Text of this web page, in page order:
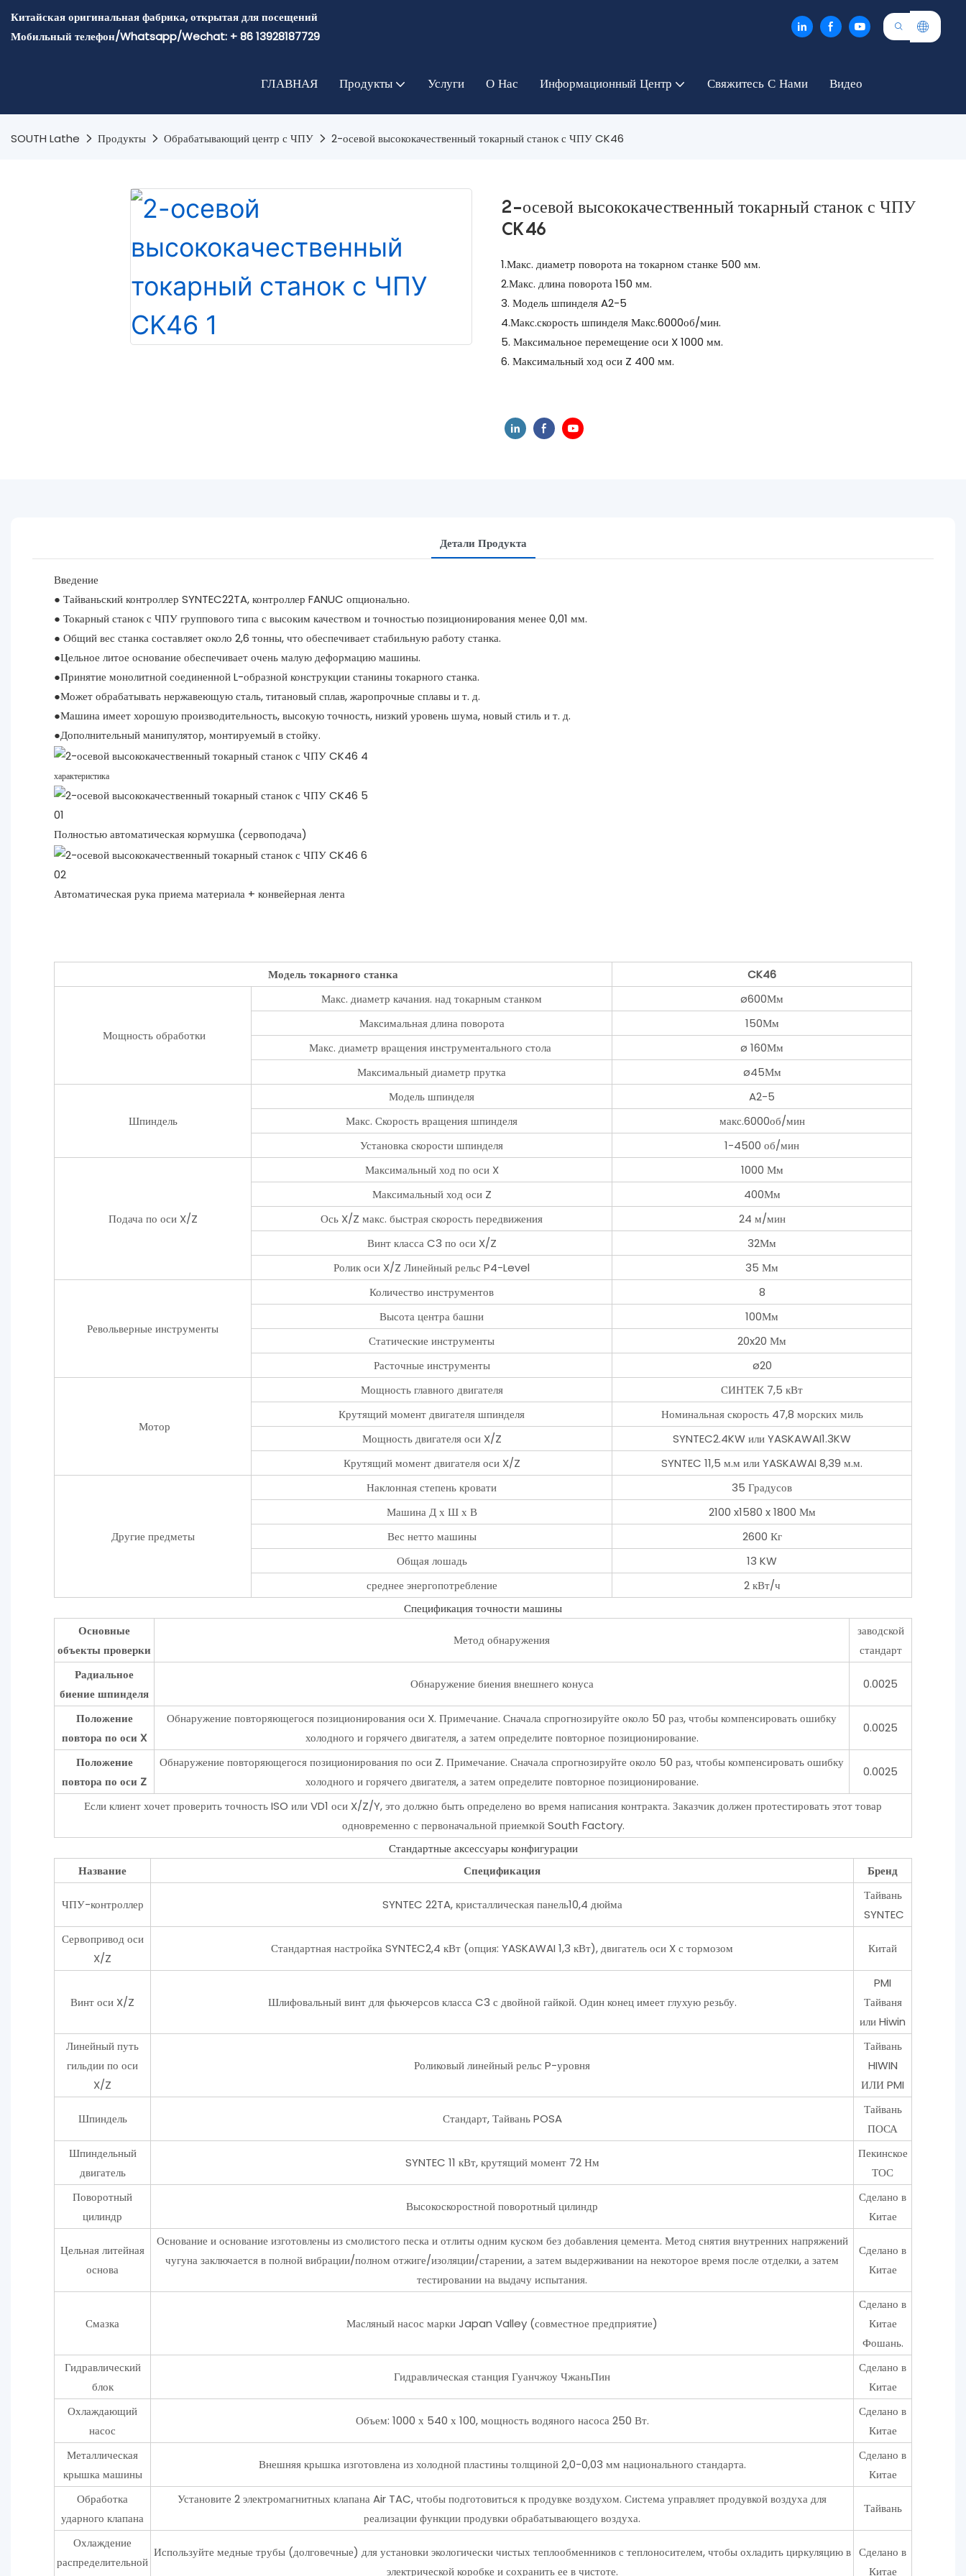
Китайская оригинальная фабрика, открытая для посещений
Мобильный телефон/Whatsapp/Wechat: + 86 13928187729
ГЛАВНАЯ Продукты Услуги О Нас Информационный Центр Свяжитесь С Нами Видео
SOUTH Lathe Продукты Обрабатывающий центр с ЧПУ 2-осевой высококачественный токарный станок с ЧПУ CK46
2-осевой высококачественный токарный станок с ЧПУ
CK46
1.Макс. диаметр поворота на токарном станке 500 мм.
2.Макс. длина поворота 150 мм.
3. Модель шпинделя A2-5
4.Макс.скорость шпинделя Макс.6000об/мин.
5. Максимальное перемещение оси X 1000 мм.
6. Максимальный ход оси Z 400 мм.
Детали Продукта
Введение
● Тайваньский контроллер SYNTEC22TA, контроллер FANUC опционально.
● Токарный станок с ЧПУ группового типа с высоким качеством и точностью позиционирования менее 0,01 мм.
● Общий вес станка составляет около 2,6 тонны, что обеспечивает стабильную работу станка.
●Цельное литое основание обеспечивает очень малую деформацию машины.
●Принятие монолитной соединенной L-образной конструкции станины токарного станка.
●Может обрабатывать нержавеющую сталь, титановый сплав, жаропрочные сплавы и т. д.
●Машина имеет хорошую производительность, высокую точность, низкий уровень шума, новый стиль и т. д.
●Дополнительный манипулятор, монтируемый в стойку.
характеристика
01
Полностью автоматическая кормушка (сервоподача)
02
Автоматическая рука приема материала + конвейерная лента
Модель токарного станка CK46
Мощность обработки
Макс. диаметр качания. над токарным станком
ø600Мм
Максимальная длина поворота
150Мм
Макс. диаметр вращения инструментального стола
ø 160Мм
Максимальный диаметр прутка
ø45Мм
Шпиндель
Модель шпинделя
A2-5
Макс. Скорость вращения шпинделя
макс.6000об/мин
Установка скорости шпинделя
1-4500 об/мин
Подача по оси X/Z
Максимальный ход по оси X
1000 Мм
Максимальный ход оси Z
400Мм
Ось X/Z макс. быстрая скорость передвижения
24 м/мин
Винт класса C3 по оси X/Z
32Мм
Ролик оси X/Z Линейный рельс P4-Level
35 Мм
Револьверные инструменты
Количество инструментов
8
Высота центра башни
100Мм
Статические инструменты
20x20 Мм
Расточные инструменты
ø20
Мотор
Мощность главного двигателя
СИНТЕК 7,5 кВт
Крутящий момент двигателя шпинделя
Номинальная скорость 47,8 морских миль
Мощность двигателя оси X/Z
SYNTEC2.4KW или YASKAWAI1.3KW
Крутящий момент двигателя оси X/Z
SYNTEC 11,5 м.м или YASKAWAI 8,39 м.м.
Другие предметы
Наклонная степень кровати
35 Градусов
Машина Д х Ш х В
2100 x1580 x 1800 Мм
Вес нетто машины
2600 Кг
Общая лошадь
13 KW
среднее энергопотребление
2 кВт/ч
Спецификация точности машины
Основные
объекты проверки
Метод обнаружения
заводской
стандарт
Радиальное
биение шпинделя
Обнаружение биения внешнего конуса 0.0025
Положение
повтора по оси X
Обнаружение повторяющегося позиционирования оси X. Примечание. Сначала спрогнозируйте около 50 раз, чтобы компенсировать ошибку
холодного и горячего двигателя, а затем определите повторное позиционирование.
0.0025
Положение
повтора по оси Z
Обнаружение повторяющегося позиционирования по оси Z. Примечание. Сначала спрогнозируйте около 50 раз, чтобы компенсировать ошибку
холодного и горячего двигателя, а затем определите повторное позиционирование.
0.0025
Если клиент хочет проверить точность ISO или VD1 оси X/Z/Y, это должно быть определено во время написания контракта. Заказчик должен протестировать этот товар
одновременно с первоначальной приемкой South Factory.
Стандартные аксессуары конфигурации
Название
Спецификация Бренд
ЧПУ-контроллер SYNTEC 22TA, кристаллическая панель10,4 дюйма
Тайвань
SYNTEC
Сервопривод оси
X/Z
Стандартная настройка SYNTEC2,4 кВт (опция: YASKAWAI 1,3 кВт), двигатель оси X с тормозом Китай
Винт оси X/Z Шлифовальный винт для фьючерсов класса C3 с двойной гайкой. Один конец имеет глухую резьбу.
PMI
Тайваня
или Hiwin
Линейный путь
гильдии по оси
X/Z
Роликовый линейный рельс P-уровня
Тайвань
HIWIN
ИЛИ PMI
Шпиндель Стандарт, Тайвань POSA
Тайвань
ПОСА
Шпиндельный
двигатель
SYNTEC 11 кВт, крутящий момент 72 Нм
Пекинское
ТОС
Поворотный
цилиндр
Высокоскоростной поворотный цилиндр
Сделано в
Китае
Цельная литейная
основа
Основание и основание изготовлены из смолистого песка и отлиты одним куском без добавления цемента. Метод снятия внутренних напряжений
чугуна заключается в полной вибрации/полном отжиге/изоляции/старении, а затем выдерживании на некоторое время после отделки, а затем
тестировании на выдачу испытания.
Сделано в
Китае
Смазка Масляный насос марки Japan Valley (совместное предприятие)
Сделано в
Китае
Фошань.
Гидравлический
блок
Гидравлическая станция Гуанчжоу ЧжаньПин
Сделано в
Китае
Охлаждающий
насос
Объем: 1000 х 540 х 100, мощность водяного насоса 250 Вт.
Сделано в
Китае
Металлическая
крышка машины
Внешняя крышка изготовлена ​​из холодной пластины толщиной 2,0-0,03 мм национального стандарта.
Сделано в
Китае
Обработка
ударного клапана
Установите 2 электромагнитных клапана Air TAC, чтобы подготовиться к продувке воздухом. Система управляет продувкой воздуха для
реализации функции продувки обрабатывающего воздуха.
Тайвань
Охлаждение
распределительной
Используйте медные трубы (долговечные) для установки экологически чистых теплообменников с теплоносителем, чтобы охладить циркуляцию в
электрической коробке и сохранить ее в чистоте.
Сделано в
Китае